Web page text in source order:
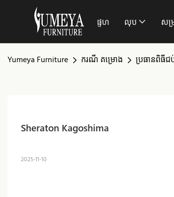
ផ្ទហ លុប សម្
Yumeya Furniture ករណី គម្រោង ប្រធានពិធី
Sheraton Kagoshima
2025-11-10